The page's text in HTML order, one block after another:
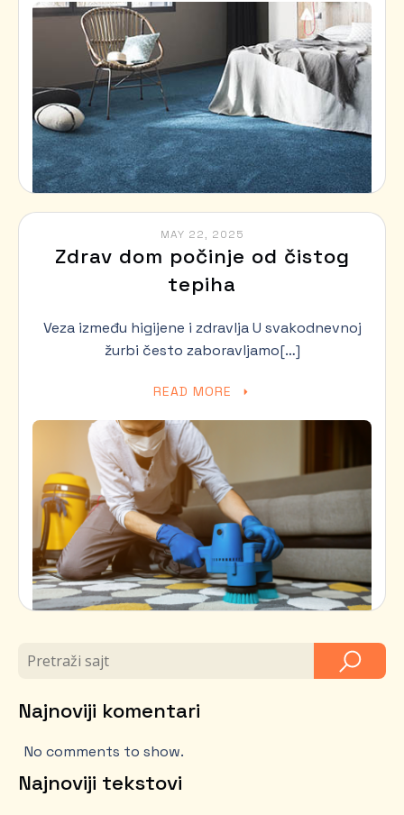
MAY 22, 2025
Zdrav dom počinje od čistog
tepiha
Veza između higijene i zdravlja U svakodnevnoj
žurbi često zaboravljamo[…]
READ MORE
Najnoviji komentari
No comments to show.
Najnoviji tekstovi